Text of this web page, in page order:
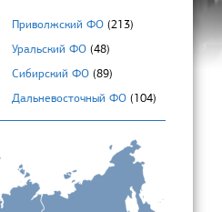
Приволжский ФО (213)
Уральский ФО (48)
Сибирский ФО (89)
Дальневосточный ФО (104)